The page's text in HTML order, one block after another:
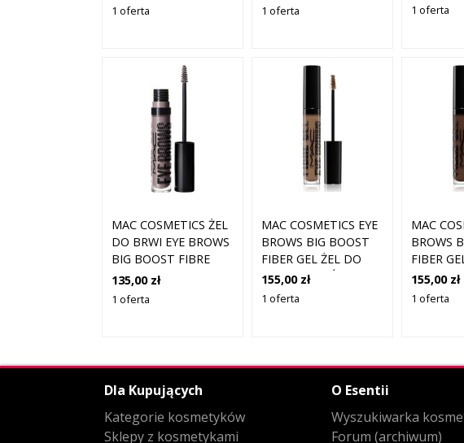
1 oferta 1 oferta 1 oferta
MAC COSMETICS ŻEL
DO BRWI EYE BROWS
BIG BOOST FIBRE
GEL 10 THUNDER
135,00 zł
1 oferta
MAC COSMETICS EYE
BROWS BIG BOOST
FIBER GEL ŻEL DO
BRWI ODCIEŃ
BRUNETTE 4,1 G
155,00 zł
1 oferta
MAC
BROWS
FIBER
BRWI
4,1 G
155,00 zł
1 oferta
Dla Kupujących
Kategorie kosmetyków
Sklepy z kosmetykami
O Esentii
Wyszukiwarka
Forum (archiwum)